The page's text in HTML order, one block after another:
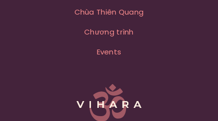
Chùa Thiên Quang
Chương trình
Events